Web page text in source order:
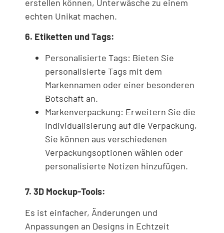
erstellen können, Unterwäsche zu einem
echten Unikat machen.
6. Etiketten und Tags:
Personalisierte Tags: Bieten Sie
personalisierte Tags mit dem
Markennamen oder einer besonderen
Botschaft an.
Markenverpackung: Erweitern Sie die
Individualisierung auf die Verpackung,
Sie können aus verschiedenen
Verpackungsoptionen wählen oder
personalisierte Notizen hinzufügen.
7. 3D Mockup-Tools:
Es ist einfacher, Änderungen und
Anpassungen an Designs in Echtzeit